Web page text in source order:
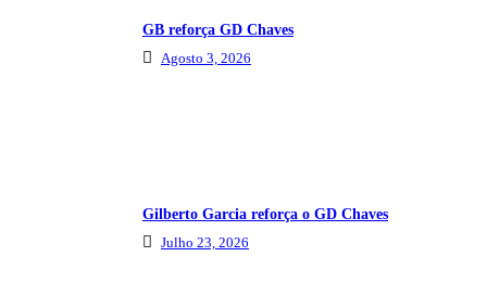
GB reforça GD Chaves
Agosto 3, 2026
Gilberto Garcia reforça o GD Chaves
Julho 23, 2026